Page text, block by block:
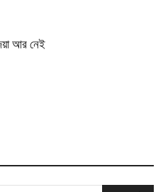
আর নেই